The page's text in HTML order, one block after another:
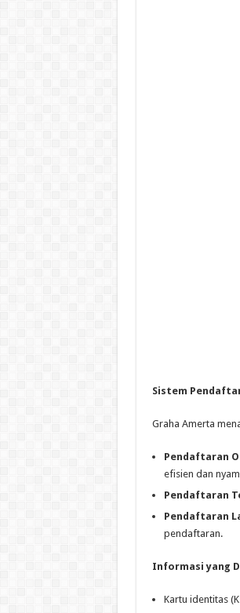
Sistem
Graha Amerta
Pendaftaran
efisien dan
Pendaftaran
Pendaftaran
pendaftaran.
Informasi yang
Kartu identitas